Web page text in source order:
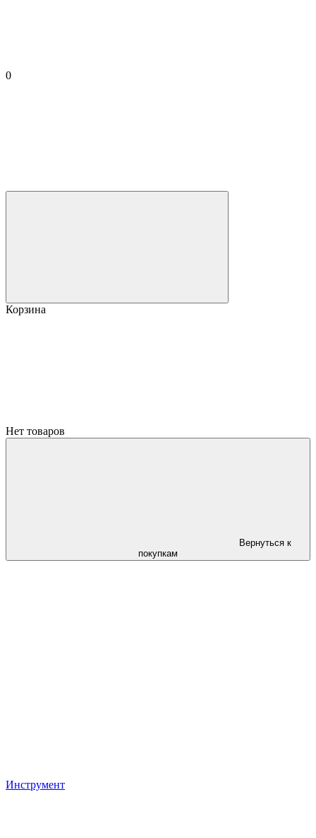
0
Корзина
Нет товаров
Вернуться к
покупкам
Инструмент